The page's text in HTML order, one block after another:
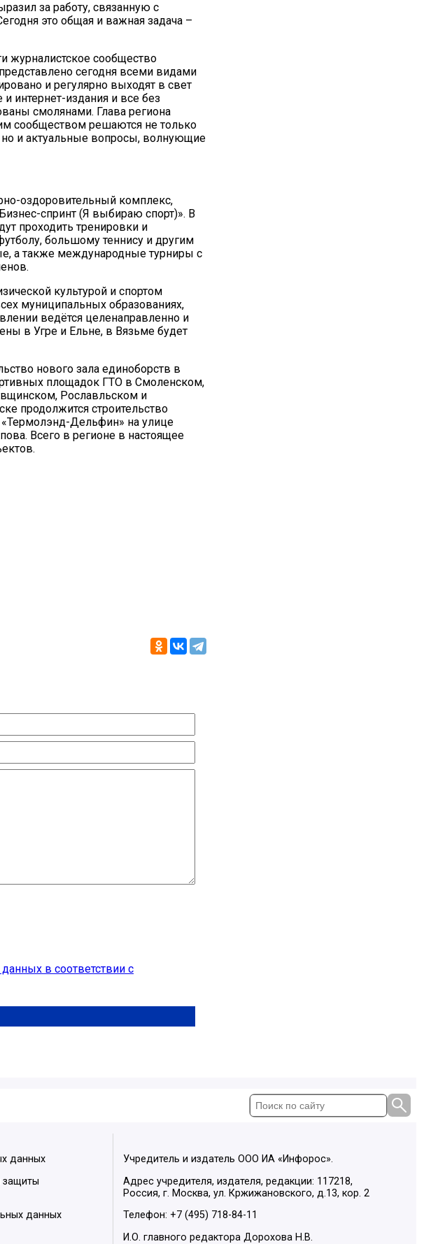
за работу, связанную с
это общая и важная задача –
журналистское сообщество
сегодня всеми видами
и регулярно выходят в свет
интернет-издания и все без
смолянами. Глава региона
сообществом решаются не только
но и актуальные вопросы, волнующие
оздоровительный комплекс,
спринт (Я выбираю спорт)». В
проходить тренировки и
большому теннису и другим
а также международные турниры с
культурой и спортом
муниципальных образованиях,
ведётся целенаправленно и
в Угре и Ельне, в Вязьме будет
нового зала единоборств в
площадок ГТО в Смоленском,
Рославльском и
продолжится строительство
«Термолэнд-Дельфин» на улице
Всего в регионе в настоящее
в соответствии с
данных
защиты
данных
Учредитель и издатель ООО ИА «Инфорос».
Адрес учредителя, издателя, редакции: 117218,
Россия, г. Москва, ул. Кржижановского, д.13, кор. 2
Телефон: +7 (495) 718-84-11
И.О. главного редактора Дорохова Н.В.